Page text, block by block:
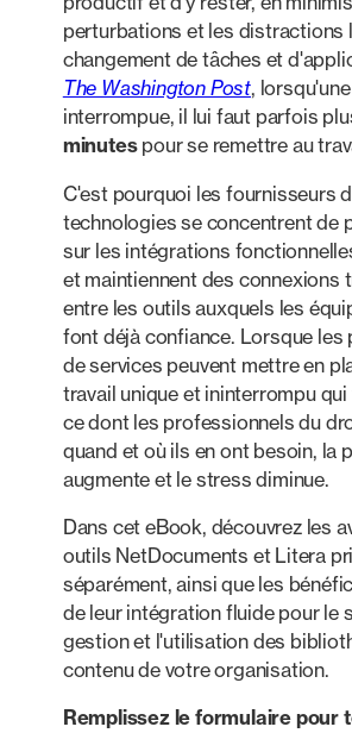
perturbations et les distractions
changement de tâches et
The Washington Post,
interrompue, il lui faut parfois
minutespour se remettre au
C'est pourquoi les fournisseurs
technologies se concentrent de
sur les intégrations
et maintiennent des connexions
entre les outils auxquels les
font déjà confiance. Lorsque les
de services peuvent mettre en
travail unique et ininterrompu
ce dont les professionnels du
quand et où ils en ont besoin, la
augmente et le stress diminue.
Dans cet eBook, découvrez les
outils NetDocuments et Litera
séparément, ainsi que les
de leur intégration fluide pour le
gestion et l'utilisation des
contenu de votre organisation.
Remplissez le formulaire pour